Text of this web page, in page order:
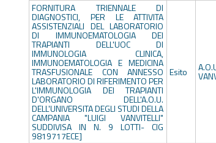
FORNITURA TRIENNALE DI
DIAGNOSTICI, PER LE ATTIVITA
ASSISTENZIALI DEL LABORATORIO
DI IMMUNOEMATOLOGIA DEI
TRAPIANTI DELL'UOC DI
IMMUNOLOGIA CLINICA,
IMMUNOEMATOLOGIA E MEDICINA
TRASFUSIONALE CON ANNESSO
LABORATORIO DI RIFERIMENTO PER
L'IMMUNOLOGIA DEI TRAPIANTI
D'ORGANO DELL'A.O.U.
DELL'UNIVERSITA DEGLI STUDI DELLA
CAMPANIA "LUIGI VANVITELLI"
SUDDIVISA IN N. 9 LOTTI- CIG
9819717ECE]
Esito